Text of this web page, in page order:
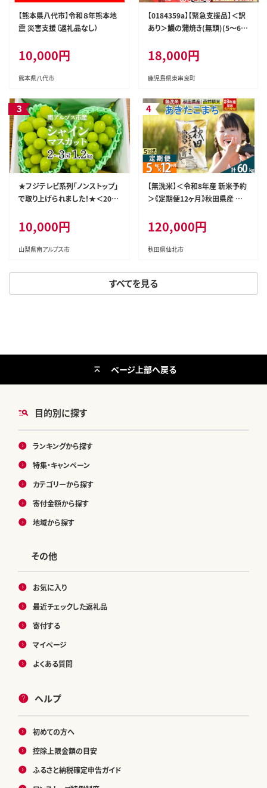
すべてを見る
【熊本県八代市】令和８年熊本地
震 災害支援（返礼品なし）
10,000円
熊本県八代市
【0184359a】【緊急支援品】＜訳
あり＞鰻の蒲焼き(無頭)(5～6
なぎ ウナギ 鰻 国産 蒲焼 蒲焼き
たれ 鹿児島 ふるさと 人気 支援
【アクアおおすみ】
18,000円
鹿児島県東串良町
★フジテレビ系列「ノンストップ」
で取り上げられました！★＜202
市産シャインマスカット1.2kg以
上（2～3房） クール便発送 ALPA
G007
10,000円
山梨県南アルプス市
【無洗米】＜令和8年産 新米予約
＞《定期便12ヶ月》秋田県産 あき
回 5キロ お米 匠 [サンファーム
西木 米5kg 米 5kg 米 5kg定期
便 お米定期便 あきたこまち ごは
120,000円
秋田県仙北市
目的別に探す
ランキングから探す
特集・キャンペーン
カテゴリーから探す
寄付金額から探す
地域から探す
その他
お気に入り
最近チェックした返礼品
寄付する
マイページ
よくある質問
ヘルプ
初めての方へ
控除上限金額の目安
ふるさと納税確定申告ガイド
ページ上部へ戻る